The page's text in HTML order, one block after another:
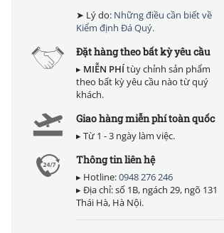
➤ Lý do: Những điều cần biết về
Kiểm định Đá Quý.
Đặt hàng theo bất kỳ yêu cầu
▸ MIỄN PHÍtùy chỉnh sản phẩm
theo bất kỳ yêu cầu nào từ quý
khách.
Giao hàng miễn phí toàn quốc
▸ Từ 1 - 3 ngày làm việc.
Thông tin liên hệ
▸ Hotline:0948 276 246
▸ Địa chỉ: số 1B, ngách 29, ngõ 131
Thái Hà, Hà Nội.